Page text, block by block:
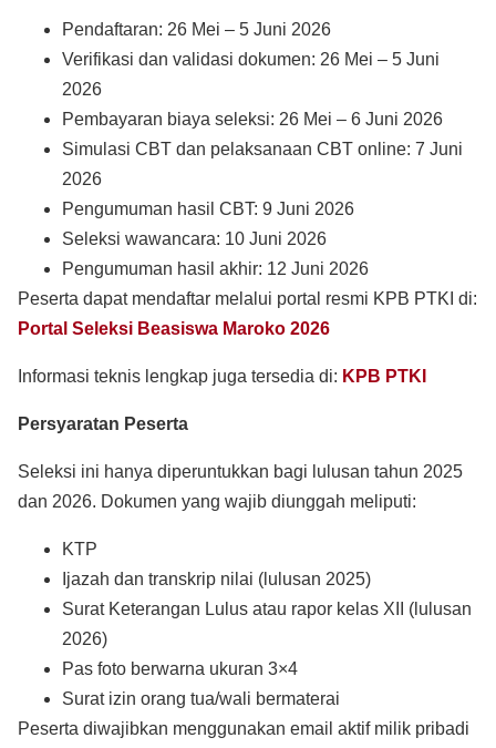
Pendaftaran: 26 Mei – 5 Juni 2026
Verifikasi dan validasi dokumen: 26 Mei – 5 Juni
2026
Pembayaran biaya seleksi: 26 Mei – 6 Juni 2026
Simulasi CBT dan pelaksanaan CBT online: 7 Juni
2026
Pengumuman hasil CBT: 9 Juni 2026
Seleksi wawancara: 10 Juni 2026
Pengumuman hasil akhir: 12 Juni 2026
Peserta dapat mendaftar melalui portal resmi KPB PTKI di:
Portal Seleksi Beasiswa Maroko 2026
Informasi teknis lengkap juga tersedia di: KPB PTKI
Persyaratan Peserta
Seleksi ini hanya diperuntukkan bagi lulusan tahun 2025
dan 2026. Dokumen yang wajib diunggah meliputi:
KTP
Ijazah dan transkrip nilai (lulusan 2025)
Surat Keterangan Lulus atau rapor kelas XII (lulusan
2026)
Pas foto berwarna ukuran 3×4
Surat izin orang tua/wali bermaterai
Peserta diwajibkan menggunakan email aktif milik pribadi